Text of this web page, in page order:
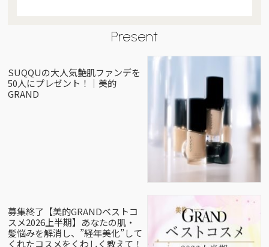
Present
SUQQUの大人気艶肌ファンデを
50人にプレゼント！｜美的
GRAND
募集終了【美的GRANDベストコ
スメ2026上半期】あなたの肌・
髪悩みを解消し、”経年美化”して
くれたコスメをくわしく教えて！